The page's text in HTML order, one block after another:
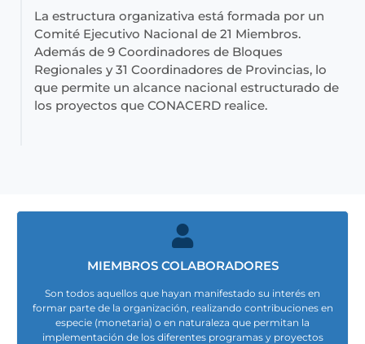
La estructura organizativa está formada por un
Comité Ejecutivo Nacional de 21 Miembros.
Además de 9 Coordinadores de Bloques
Regionales y 31 Coordinadores de Provincias, lo
que permite un alcance nacional estructurado de
los proyectos que CONACERD realice.
MIEMBROS COLABORADORES
Son todos aquellos que hayan manifestado su interés en
formar parte de la organización, realizando contribuciones en
especie (monetaria) o en naturaleza que permitan la
implementación de los diferentes programas y proyectos